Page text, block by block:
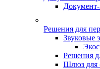
Решения для
Звуковые
Решения
Шлюз для